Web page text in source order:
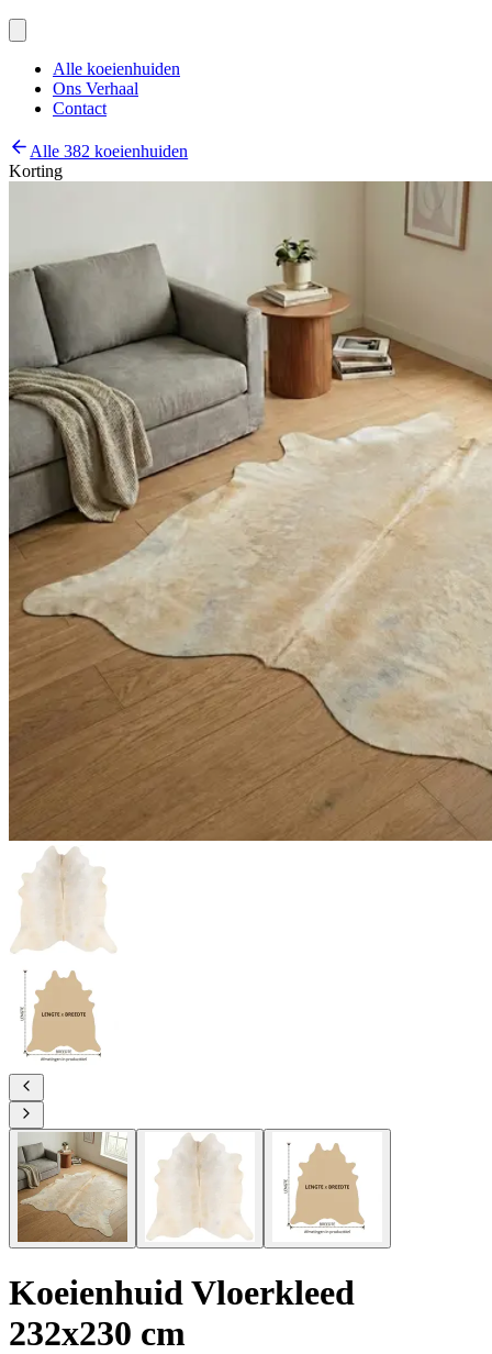
Alle koeienhuiden
Ons Verhaal
Contact
Alle 382 koeienhuiden
Korting
Koeienhuid Vloerkleed
232x230 cm